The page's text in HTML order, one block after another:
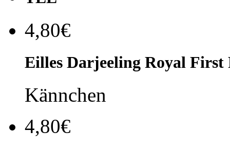
4,80€
Eilles Darjeeling Royal
Kännchen
4,80€